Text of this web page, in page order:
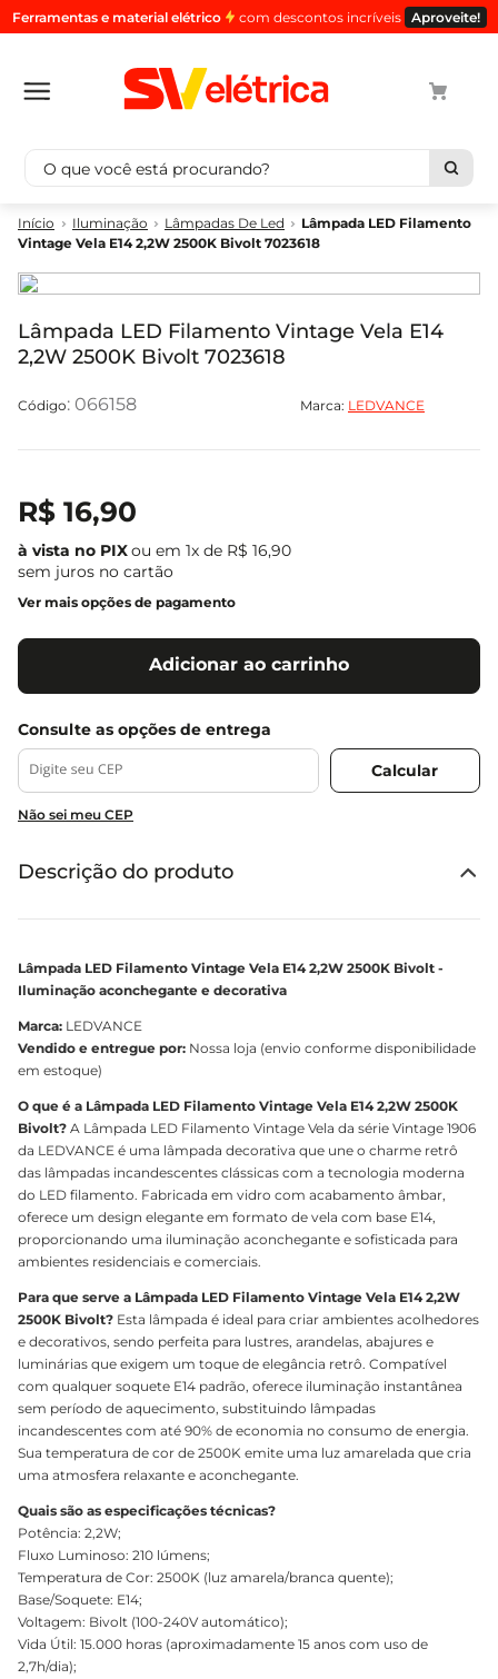
Ferramentas e material elétrico com descontos incríveis Aproveite!
O que você está procurando?
Iluminação Lâmpadas De Led
Lâmpada LED Filamento
Vintage Vela E14 2,2W 2500K Bivolt 7023618
Lâmpada LED Filamento Vintage Vela E14
2,2W 2500K Bivolt 7023618
: 066158 Marca: LEDVANCE
R$ 16,90
ou em 1x de R$ 16,90
sem juros no cartão
Ver mais opções de pagamento
Adicionar ao carrinho
Não sei meu CEP
Descrição do produto
Lâmpada LED Filamento Vintage Vela E14 2,2W 2500K Bivolt -
Iluminação aconchegante e decorativa
Marca: LEDVANCE
Vendido e entregue por: Nossa loja (envio conforme disponibilidade
em estoque)
O que é a Lâmpada LED Filamento Vintage Vela E14 2,2W 2500K
Bivolt? A Lâmpada LED Filamento Vintage Vela da série Vintage 1906
da LEDVANCE é uma lâmpada decorativa que une o charme retrô
das lâmpadas incandescentes clássicas com a tecnologia moderna
do LED filamento. Fabricada em vidro com acabamento âmbar,
oferece um design elegante em formato de vela com base E14,
proporcionando uma iluminação aconchegante e sofisticada para
ambientes residenciais e comerciais.
Para que serve a Lâmpada LED Filamento Vintage Vela E14 2,2W
2500K Bivolt? Esta lâmpada é ideal para criar ambientes acolhedores
e decorativos, sendo perfeita para lustres, arandelas, abajures e
luminárias que exigem um toque de elegância retrô. Compatível
com qualquer soquete E14 padrão, oferece iluminação instantânea
sem período de aquecimento, substituindo lâmpadas
incandescentes com até 90% de economia no consumo de energia.
Sua temperatura de cor de 2500K emite uma luz amarelada que cria
uma atmosfera relaxante e aconchegante.
Quais são as especificações técnicas?
Potência: 2,2W;
Fluxo Luminoso: 210 lúmens;
Temperatura de Cor: 2500K (luz amarela/branca quente);
Base/Soquete: E14;
Voltagem: Bivolt (100-240V automático);
Vida Útil: 15.000 horas (aproximadamente 15 anos com uso de
2,7h/dia);
Termos mais buscados
1º
2º
luminaria
3º
tomada
4º
cabo pp
4